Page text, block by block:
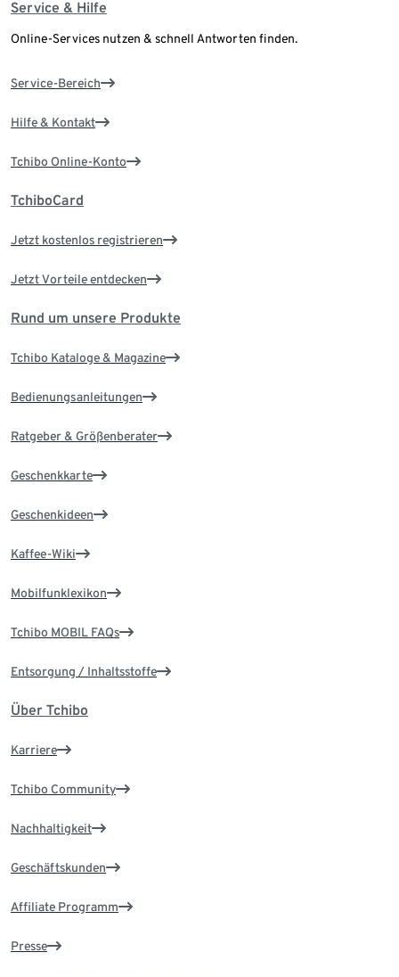
Service & Hilfe
Online-Services nutzen & schnell Antworten finden.
Service-Bereich
Hilfe & Kontakt
Tchibo Online-Konto
TchiboCard
Jetzt kostenlos registrieren
Jetzt Vorteile entdecken
Rund um unsere Produkte
Tchibo Kataloge & Magazine
Bedienungsanleitungen
Ratgeber & Größenberater
Geschenkkarte
Geschenkideen
Kaffee-Wiki
Mobilfunklexikon
Tchibo MOBIL FAQs
Entsorgung / Inhaltsstoffe
Über Tchibo
Karriere
Tchibo Community
Nachhaltigkeit
Geschäftskunden
Affiliate Programm
Presse